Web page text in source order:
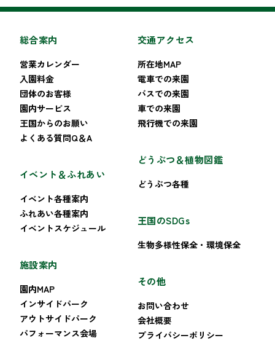
総合案内
営業カレンダー
入園料金
団体のお客様
園内サービス
王国からのお願い
よくある質問Q＆A
イベント＆ふれあい
イベント各種案内
ふれあい各種案内
イベントスケジュール
施設案内
園内MAP
インサイドパーク
アウトサイドパーク
パフォーマンス会場
交通アクセス
所在地MAP
電車での来園
バスでの来園
車での来園
飛行機での来園
どうぶつ＆植物図鑑
どうぶつ各種
王国のSDGs
生物多様性保全・環境保全
その他
お問い合わせ
会社概要
プライバシーポリシー